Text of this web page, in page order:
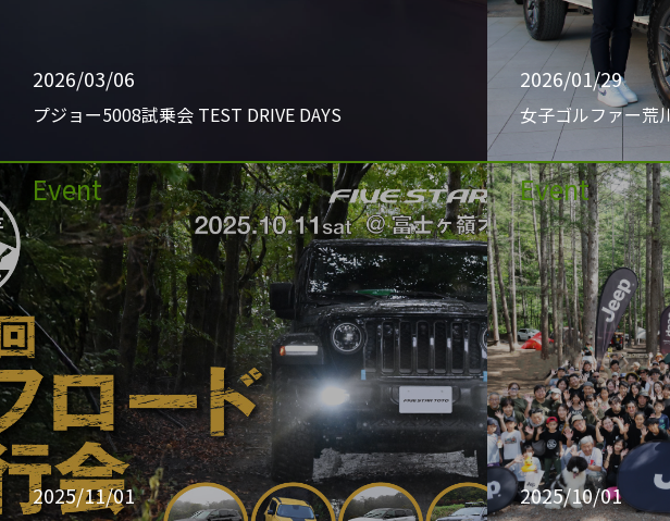
2026/03/06
プジョー5008試乗会 TEST DRIVE DAYS
2026/01/29
女子ゴルファー荒
Event
2025/11/01
Event
2025/10/01